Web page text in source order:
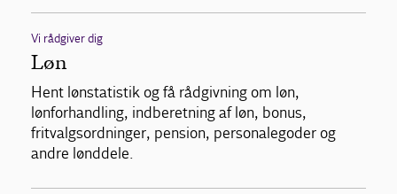
Vi rådgiver dig
Løn
Hent lønstatistik og få rådgivning om løn,
lønforhandling, indberetning af løn, bonus,
fritvalgsordninger, pension, personalegoder og
andre lønddele.